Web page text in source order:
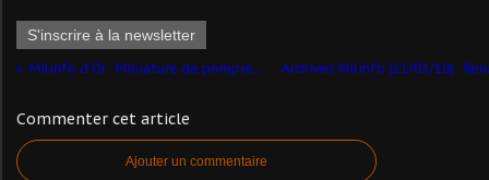
S'inscrire à la newsletter
Milinfo d'Or : Miniature de pompiers 2019
Commenter cet article
Ajouter un commentaire